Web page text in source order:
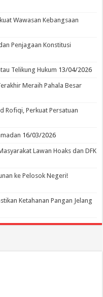
Wawasan Kebangsaan
Penjagaan Konstitusi
Telikung Hukum 13/04/2026
Meraih Pahala Besar
Rofiqi, Perkuat Persatuan
16/03/2026
Lawan Hoaks dan DFK
ke Pelosok Negeri!
Ketahanan Pangan Jelang